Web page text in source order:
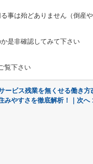
事は殆どありません（倒産
是非確認してみて下さい
覧下さい
ビス残業を無くせる働き方
みやすさを徹底解析！｜次